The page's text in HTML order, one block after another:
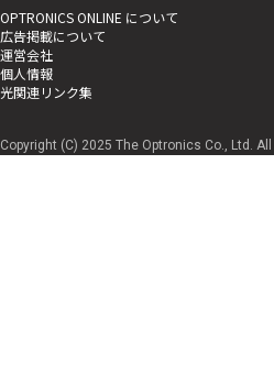
OPTRONICS ONLINE について
広告掲載について
運営会社
個人情報
光関連リンク集
Copyright (C) 2025 The Optronics Co., Ltd.